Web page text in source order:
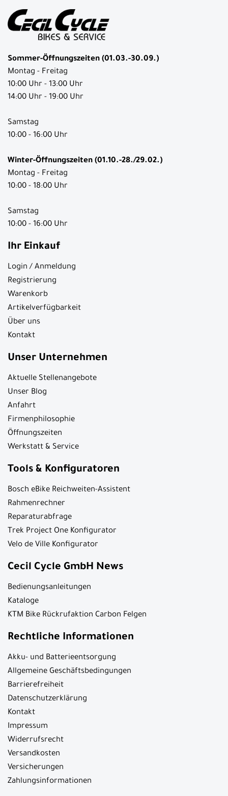
Sommer-Öffnungszeiten (01.03.-30.09.)
Montag - Freitag
10:00 Uhr - 13:00 Uhr
14:00 Uhr - 19:00 Uhr
Samstag
10:00 - 16:00 Uhr
Winter-Öffnungszeiten (01.10.-28./29.02.)
Montag - Freitag
10:00 - 18:00 Uhr
Samstag
10:00 - 16:00 Uhr
Ihr Einkauf
Login / Anmeldung
Registrierung
Warenkorb
Artikelverfügbarkeit
Über uns
Kontakt
Unser Unternehmen
Aktuelle Stellenangebote
Unser Blog
Anfahrt
Firmenphilosophie
Öffnungszeiten
Werkstatt & Service
Tools & Konfiguratoren
Bosch eBike Reichweiten-Assistent
Rahmenrechner
Reparaturabfrage
Trek Project One Konfigurator
Velo de Ville Konfigurator
Cecil Cycle GmbH News
Bedienungsanleitungen
Kataloge
KTM Bike Rückrufaktion Carbon Felgen
Rechtliche Informationen
Akku- und Batterieentsorgung
Allgemeine Geschäftsbedingungen
Barrierefreiheit
Datenschutzerklärung
Kontakt
Impressum
Widerrufsrecht
Versandkosten
Versicherungen
Zahlungsinformationen